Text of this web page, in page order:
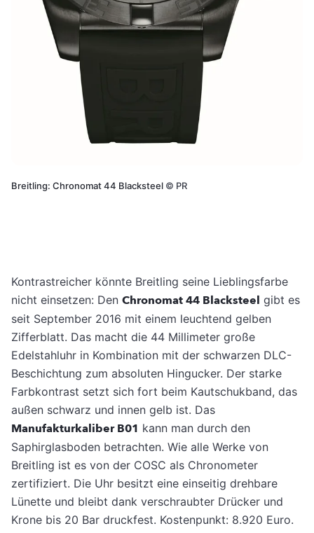
Breitling: Chronomat 44 Blacksteel © PR
Kontrastreicher könnte Breitling seine Lieblingsfarbe
nicht einsetzen: Den Chronomat 44 Blacksteel gibt es
seit September 2016 mit einem leuchtend gelben
Zifferblatt. Das macht die 44 Millimeter große
Edelstahluhr in Kombination mit der schwarzen DLC-
Beschichtung zum absoluten Hingucker. Der starke
Farbkontrast setzt sich fort beim Kautschukband, das
außen schwarz und innen gelb ist. Das
Manufakturkaliber B01 kann man durch den
Saphirglasboden betrachten. Wie alle Werke von
Breitling ist es von der COSC als Chronometer
zertifiziert. Die Uhr besitzt eine einseitig drehbare
Lünette und bleibt dank verschraubter Drücker und
Krone bis 20 Bar druckfest. Kostenpunkt: 8.920 Euro.